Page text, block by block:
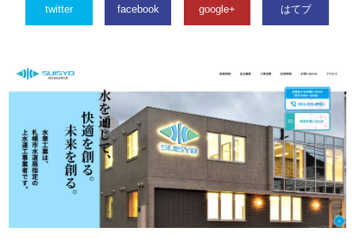
twitter facebook google+ はてブ